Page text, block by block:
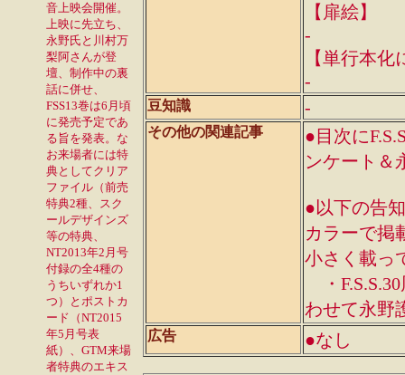
音上映会開催。
上映に先立ち、
永野氏と川村万
梨阿さんが登
壇、制作中の裏
話に併せ、
FSS13巻は6月頃
に発売予定であ
る旨を発表。な
お来場者には特
典としてクリア
ファイル（前売
特典2種、スク
ールデザインズ
等の特典、
NT2013年2月号
付録の全4種の
うちいずれか1
つ）とポストカ
ード（NT2015
年5月号表
紙）、GTM来場
者特典のエキス
【扉絵】
-
【単行本
-
豆知識 -
その他の関連記事
●目次に
ンケート＆
●以下の告
カラーで掲
小さく載っ
・
わせて永野
広告 ●なし